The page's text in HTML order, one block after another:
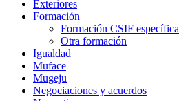
Exteriores
Formación
Formación CSIF específica
Otra formación
Igualdad
Muface
Mugeju
Negociaciones y acuerdos